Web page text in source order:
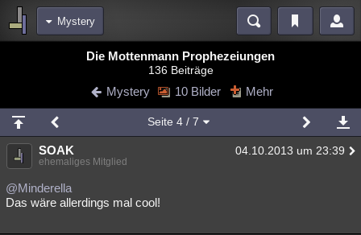
Mystery
Blogs Videos
Chat Wiki Neuigkeiten
meine Rubriken
Menschen Mystery Kriminalfälle
Spiritualität
Die Mottenmann Prophezeiungen
136 Beiträge
Mystery 10 Bilder Mehr
Seite 4/ 7
SOAK 04.10.2013 um 23:39
ehemaliges Mitglied
@Minderella
Das wäre allerdings mal cool!